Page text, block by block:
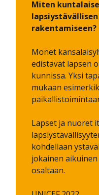
Miten
rakentamiseen?
Monet
edistävät lapsen
kunnissa. Yksi
mukaan
Lapset ja nuoret
kohdellaan
jokainen
osaltaan.